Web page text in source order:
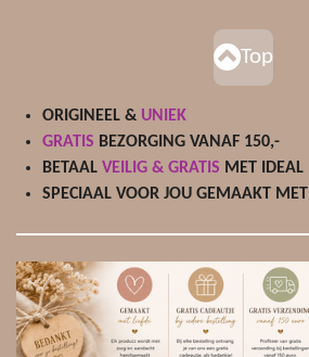
Top
ORIGINEEL & UNIEK
GRATIS BEZORGING VANAF 150,-
BETAAL VEILIG & GRATIS MET IDEAL
SPECIAAL VOOR JOU GEMAAKT MET